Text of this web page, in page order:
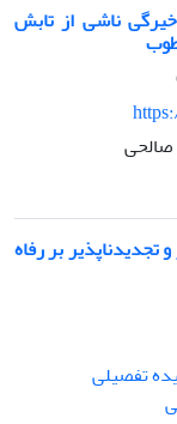
ناشی از تابش
صالحی
بر رفاه
تفصیلی